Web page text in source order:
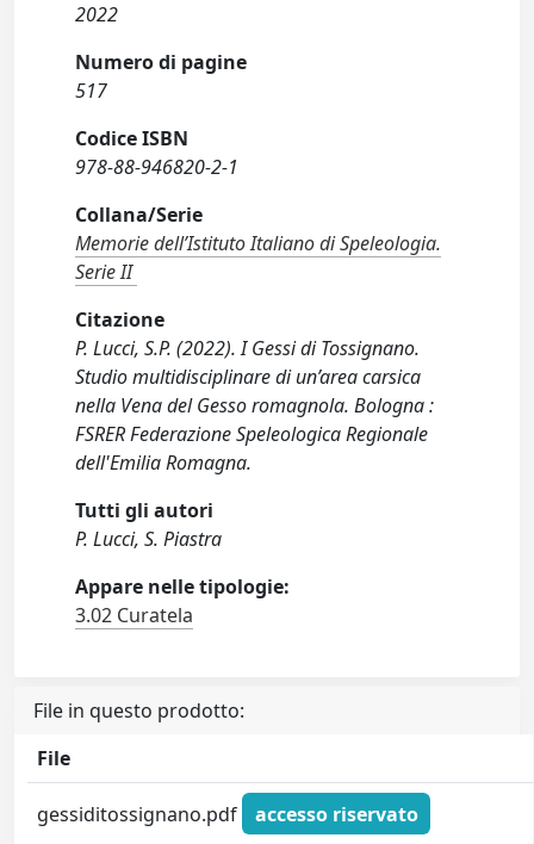
2022
Numero di pagine
517
Codice ISBN
978-88-946820-2-1
Collana/Serie
Memorie dell’Istituto Italiano di Speleologia.
Serie II
Citazione
P. Lucci, S.P. (2022). I Gessi di Tossignano.
Studio multidisciplinare di un’area carsica
nella Vena del Gesso romagnola. Bologna :
FSRER Federazione Speleologica Regionale
dell'Emilia Romagna.
Tutti gli autori
P. Lucci, S. Piastra
Appare nelle tipologie:
3.02 Curatela
File in questo prodotto:
File
gessiditossignano.pdf
accesso riservato